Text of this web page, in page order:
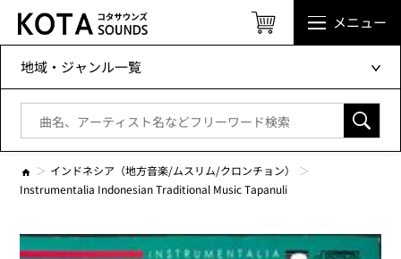
地域・ジャンル一覧
メニュー
インドネシア（地方音楽/ムスリム/クロンチョン）
Instrumentalia Indonesian Traditional Music Tapanuli